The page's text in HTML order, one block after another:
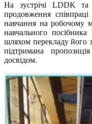
На зустрічі LDDK
продовження
навчання на робочому
навчального
шляхом перекладу його
підтримана
досвідом.